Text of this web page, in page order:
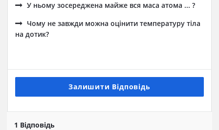
У ньому зосереджена майже вся маса атома ... ?
Чому не завжди можна оцінити температуру тіла
на дотик?
Залишити Відповідь
1 Відповідь